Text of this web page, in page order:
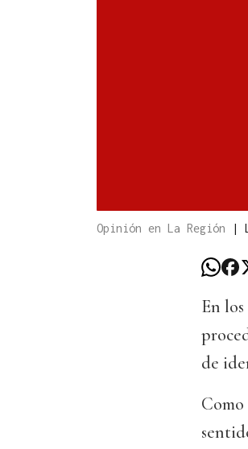
Opinión en La Región |
En
de